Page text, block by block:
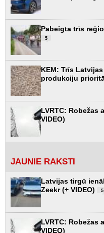
Pabeigta trīs
5
KEM: Trīs
produkciju
LVRTC: Robežas
VIDEO)
JAUNIE RAKSTI
Latvijas tirgū
Zeekr (+ VIDEO)
5
LVRTC: Robežas
VIDEO)